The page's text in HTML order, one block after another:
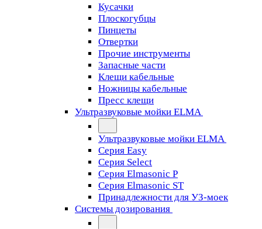
Кусачки
Плоскогубцы
Пинцеты
Отвертки
Прочие инструменты
Запасные части
Клещи кабельные
Ножницы кабельные
Пресс клещи
Ультразвуковые мойки ELMA
Ультразвуковые мойки ELMA
Серия Easy
Серия Select
Серия Elmasonic P
Серия Elmasonic ST
Принадлежности для УЗ-моек
Системы дозирования